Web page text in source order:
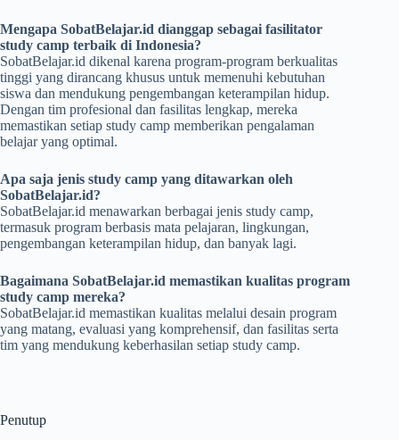
Mengapa SobatBelajar.id dianggap sebagai fasilitator
study camp terbaik di Indonesia?
SobatBelajar.id dikenal karena program-program berkualitas
tinggi yang dirancang khusus untuk memenuhi kebutuhan
siswa dan mendukung pengembangan keterampilan hidup.
Dengan tim profesional dan fasilitas lengkap, mereka
memastikan setiap study camp memberikan pengalaman
belajar yang optimal.
Apa saja jenis study camp yang ditawarkan oleh
SobatBelajar.id?
SobatBelajar.id menawarkan berbagai jenis study camp,
termasuk program berbasis mata pelajaran, lingkungan,
pengembangan keterampilan hidup, dan banyak lagi.
Bagaimana SobatBelajar.id memastikan kualitas program
study camp mereka?
SobatBelajar.id memastikan kualitas melalui desain program
yang matang, evaluasi yang komprehensif, dan fasilitas serta
tim yang mendukung keberhasilan setiap study camp.
Penutup